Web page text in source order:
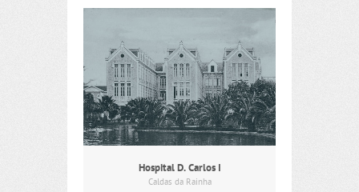
Hospital D. Carlos I
Caldas da Rainha